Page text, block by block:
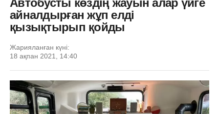
Автобусты көздің жауын алар үйге
айналдырған жұп елді
қызықтырып қойды
Жарияланған күні:
18 ақпан 2021, 14:40